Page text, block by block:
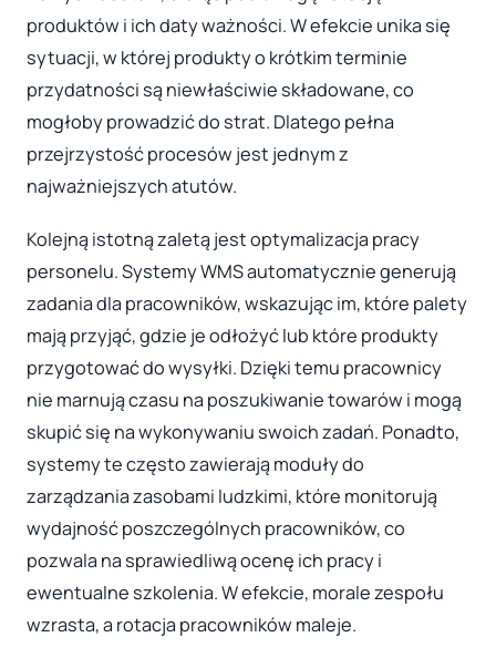
produktów i ich daty ważności. W efekcie unika się
sytuacji, w której produkty o krótkim terminie
przydatności są niewłaściwie składowane, co
mogłoby prowadzić do strat. Dlatego pełna
przejrzystość procesów jest jednym z
najważniejszych atutów.
Kolejną istotną zaletą jest optymalizacja pracy
personelu. Systemy WMS automatycznie generują
zadania dla pracowników, wskazując im, które palety
mają przyjąć, gdzie je odłożyć lub które produkty
przygotować do wysyłki. Dzięki temu pracownicy
nie marnują czasu na poszukiwanie towarów i mogą
skupić się na wykonywaniu swoich zadań. Ponadto,
systemy te często zawierają moduły do
zarządzania zasobami ludzkimi, które monitorują
wydajność poszczególnych pracowników, co
pozwala na sprawiedliwą ocenę ich pracy i
ewentualne szkolenia. W efekcie, morale zespołu
wzrasta, a rotacja pracowników maleje.